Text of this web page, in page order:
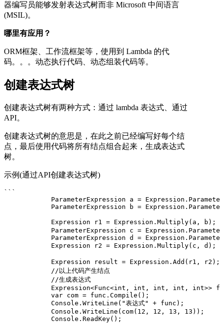
器编写员能够发射表达式树而非 Microsoft 中间语言
(MSIL)。
哪里有应用？
ORM框架、工作流框架等，使用到 Lambda 的代
码。。。动态执行代码、动态组装代码等。
创建表达式树
创建表达式树有两种方式：通过 lambda 表达式、通过
API。
创建表达式树的意思是，在此之前已经编写好每个结
点，最后使用代码将所有结点组合起来，生成表达式
树。
示例(通过API创建表达式树)
```
ParameterExpression a =
ParameterExpression b =
Expression r1 = Expression.Multiply(a, b);
ParameterExpression c =
ParameterExpression d =
Expression r2 = Expression.Multiply(c, d);
Expression result = Expression.Add(r1, r2);
            //以上代码产生结点
            //生成表达式
Expression<Func<int, int, int, int, int>>
            var com = func.Compile();
            Console.WriteLine("表达式" + func);
            Console.WriteLine(com(12, 12, 13, 13));
            Console.ReadKey();